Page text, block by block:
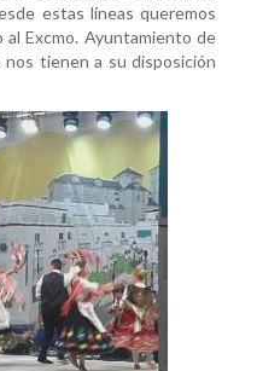
estas líneas queremos
Excmo. Ayuntamiento de
tienen a su disposición